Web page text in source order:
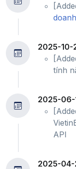
2025-10-
tính
2025-06-
API
2025-04-